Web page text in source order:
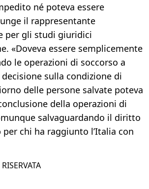
né poteva essere
il rappresentante
per gli studi giuridici
«Doveva essere semplicemente
le operazioni di soccorso a
sulla condizione di
delle persone salvate poteva
della operazioni di
salvaguardando il diritto
chi ha raggiunto l’Italia con